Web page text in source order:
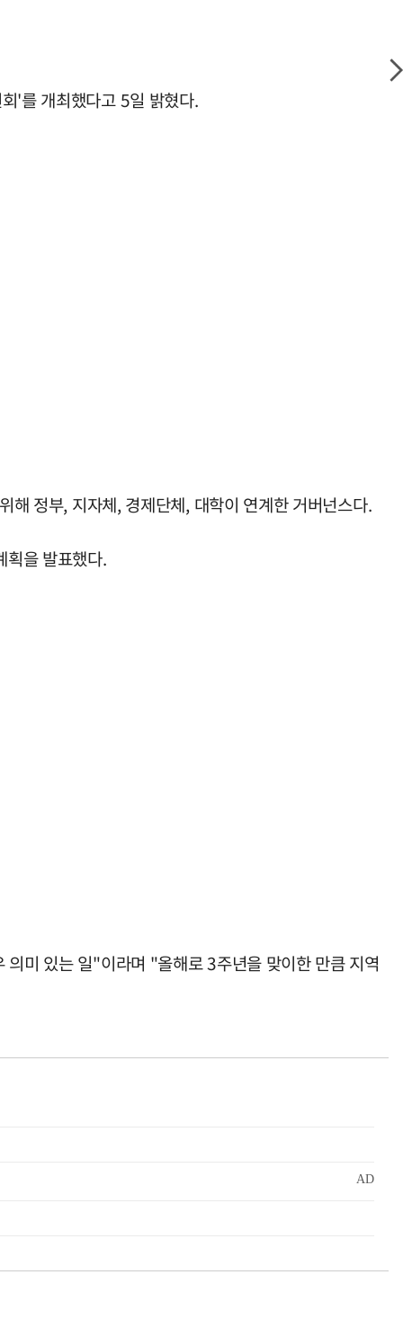
'를 개최했다고 5일 밝혔다.
정부, 지자체, 경제단체, 대학이 연계한 거버넌스다.
획을 발표했다.
미 있는 일"이라며 "올해로 3주년을 맞이한 만큼 지역